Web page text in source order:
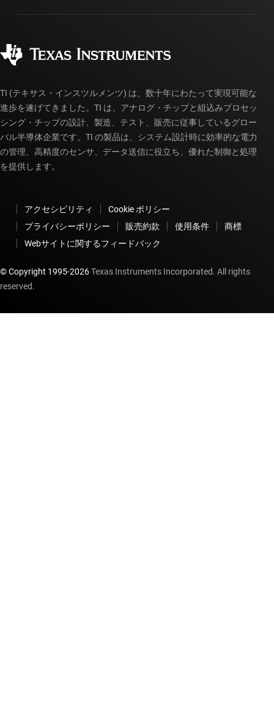
製造
myTI アカウントの FAQ
ご注文に関する FAQ
TI (テキサス・インスツルメンツ) は、数十年にわたって実現可能な
進歩を遂げてきました。TI は、アナログ・チップと組込みプロセッ
シング・チップの設計、製造、テスト、販売に従事しているグロー
バル半導体企業です。TI の製品は、システム設計時に効率的な電力
の管理、高精度のセンサ、データ送信に役立ち、優れた制御と処理
を提供します。
アクセシビリティ
Cookie ポリシー
プライバシーポリシー
販売約款 使用条件
商標
Webサイトに関するフィードバック
© Copyright 1995-2026Texas Instruments Incorporated. All rights
reserved.